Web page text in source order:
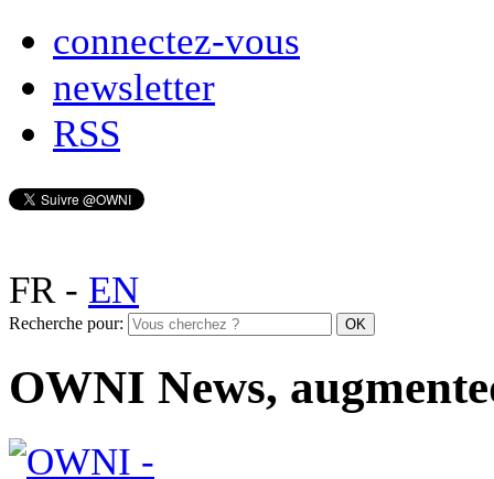
connectez-vous
newsletter
RSS
FR- EN
Recherche pour:
OWNI News,